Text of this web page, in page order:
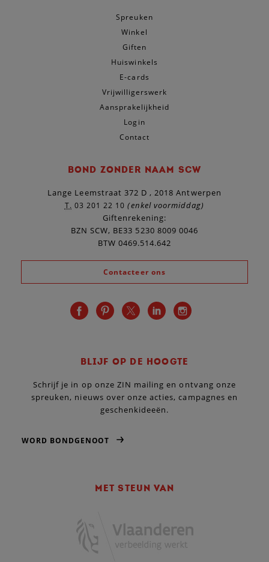
Spreuken
Winkel
Giften
Huiswinkels
E-cards
Vrijwilligerswerk
Aansprakelijkheid
Login
Contact
BOND ZONDER NAAM SCW
Lange Leemstraat 372 D , 2018 Antwerpen
T. 03 201 22 10 (enkel voormiddag)
Giftenrekening:
BZN SCW, BE33 5230 8009 0046
BTW 0469.514.642
Contacteer ons
BLIJF OP DE HOOGTE
Schrijf je in op onze ZIN mailing en ontvang onze
spreuken, nieuws over onze acties, campagnes en
geschenkideeën.
WORD BONDGENOOT
MET STEUN VAN